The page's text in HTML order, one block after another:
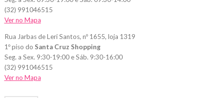
(32) 991046515
Ver no Mapa
Rua Jarbas de Leri Santos, nº 1655, loja 1319
1º piso do Santa Cruz Shopping
Seg. a Sex. 9:30-19:00 e Sáb. 9:30-16:00
(32) 991046515
Ver no Mapa